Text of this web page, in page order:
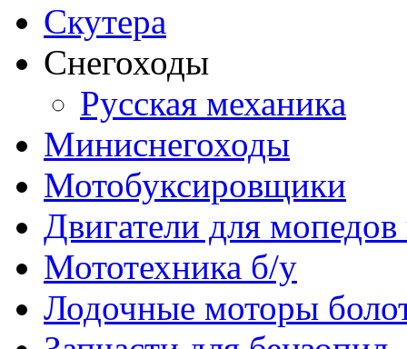
Скутера
Снегоходы
Русская механика
Миниснегоходы
Мотобуксировщики
Двигатели для
Мототехника б/у
Лодочные моторы